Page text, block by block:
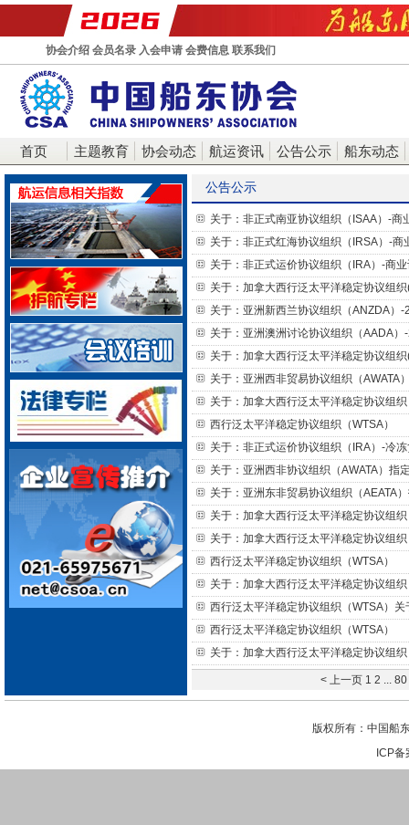
协会介绍 会员名录 入会申请 会费信息 联系我们
首页 主题教育 协会动态 航运资讯 公告公示 船东动态
公告公示
关于：非正式南亚协议组织（ISAA）-
关于：非正式红海协议组织（IRSA）-
关于：非正式运价协议组织（IRA）-商
关于：加拿大西行泛太平洋稳定协议组
关于：亚洲新西兰协议组织（ANZDA）
关于：亚洲澳洲讨论协议组织（AADA
关于：加拿大西行泛太平洋稳定协议组
关于：亚洲西非贸易协议组织（AWATA
关于：加拿大西行泛太平洋稳定协议组
西行泛太平洋稳定协议组织（WTSA）
关于：非正式运价协议组织（IRA）-冷
关于：亚洲西非协议组织（AWATA）指
关于：亚洲东非贸易协议组织（AEATA
关于：加拿大西行泛太平洋稳定协议组
关于：加拿大西行泛太平洋稳定协议组
西行泛太平洋稳定协议组织（WTSA）
关于：加拿大西行泛太平洋稳定协议组
西行泛太平洋稳定协议组织（WTSA）
西行泛太平洋稳定协议组织（WTSA）
关于：加拿大西行泛太平洋稳定协议组
< 上一页 1 2 ... 80
版权所有：中国船
ICP